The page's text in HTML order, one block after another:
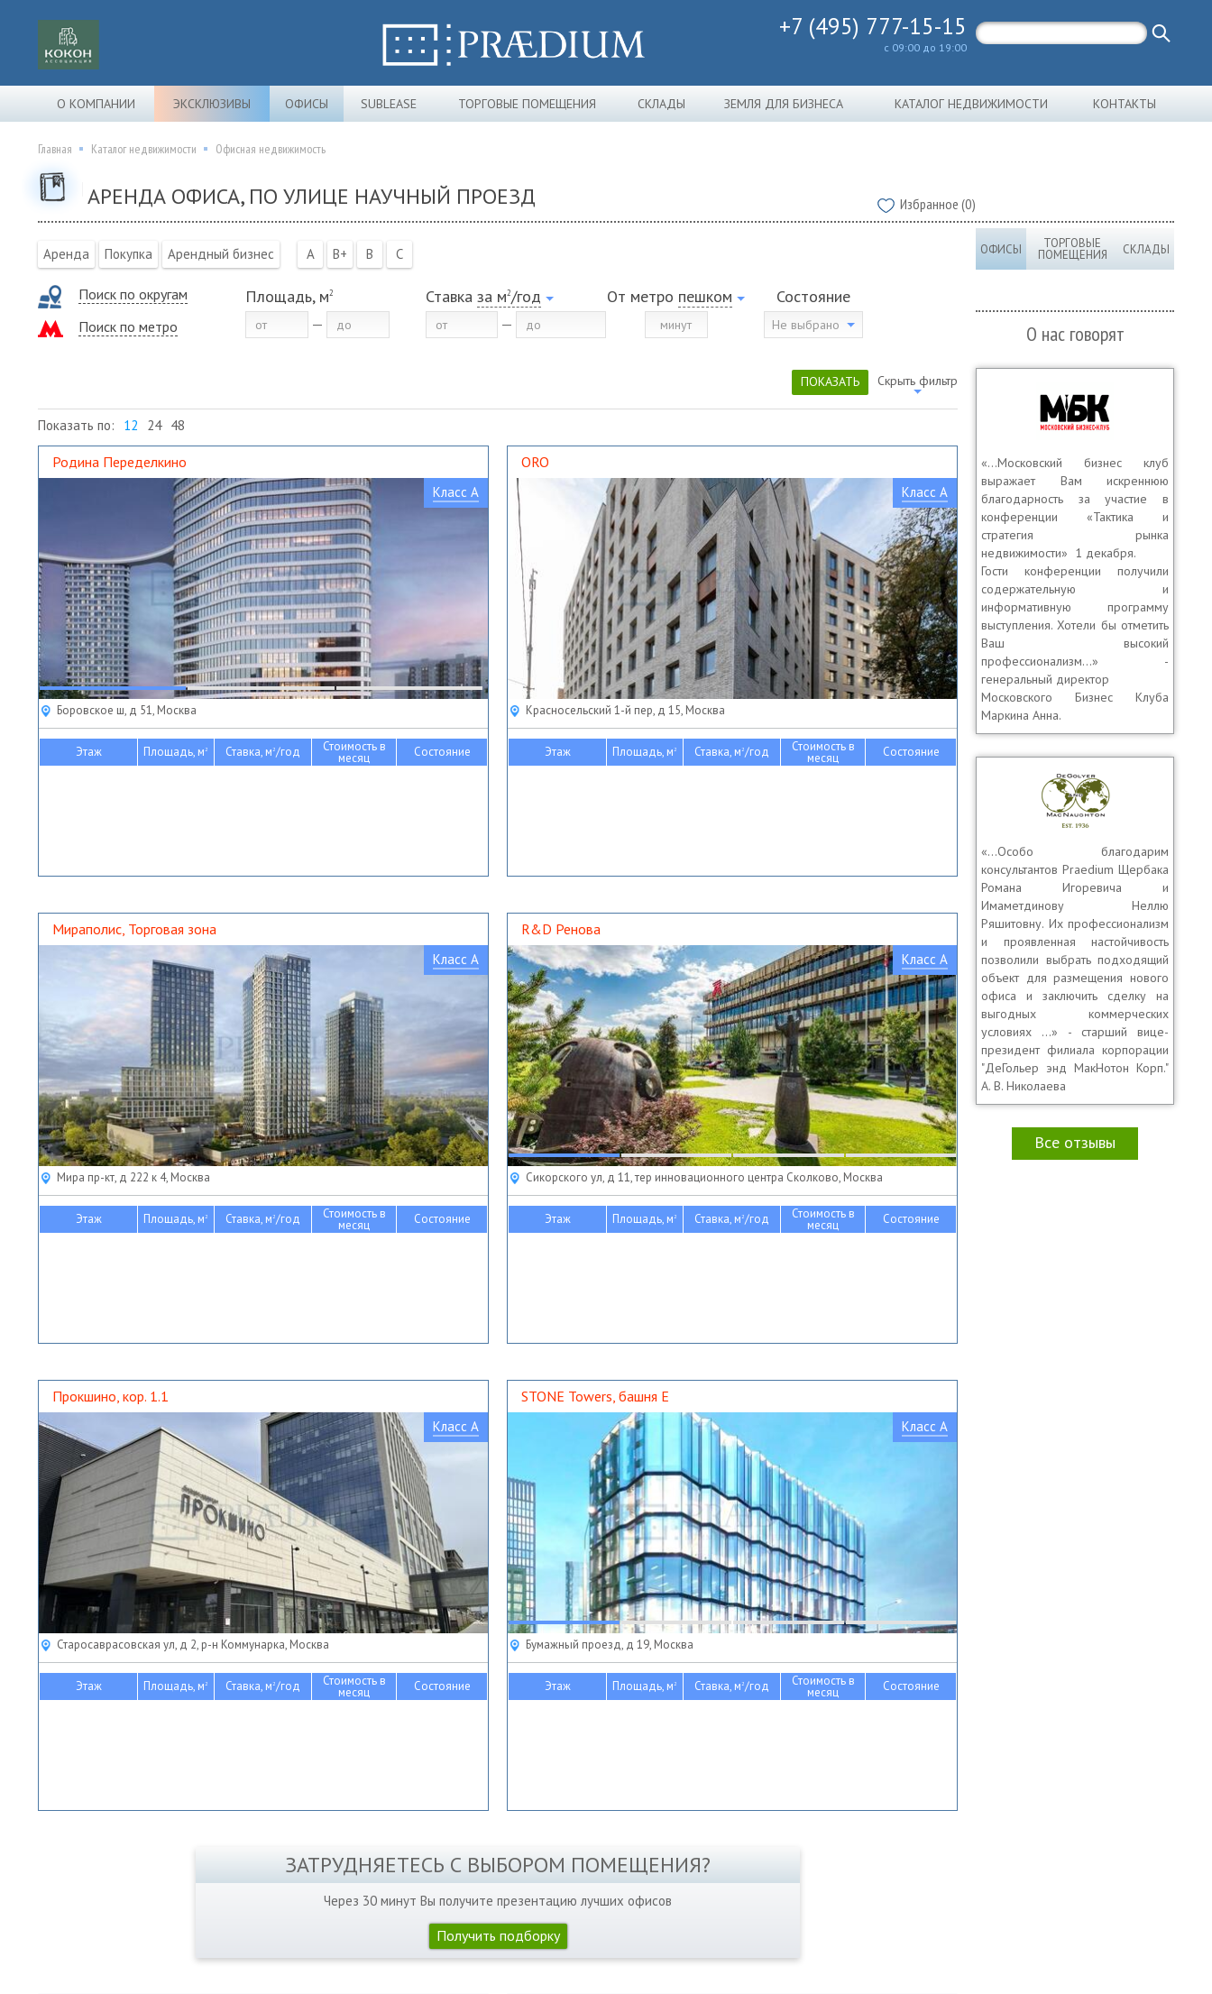
+7 (495) 777-15-15
с 09:00 до 19:00
О КОМПАНИИ ЭКСКЛЮЗИВЫ ОФИСЫ SUBLEASE ТОРГОВЫЕ ПОМЕЩЕНИЯ СКЛАДЫ ЗЕМЛЯ ДЛЯ БИЗНЕСА КАТАЛОГ НЕДВИЖИМОСТИ КОНТАКТЫ
Главная Каталог недвижимости Офисная недвижимость
АРЕНДА ОФИСА, ПО УЛИЦЕ НАУЧНЫЙ ПРОЕЗД Избранное (0)
Аренда Покупка Арендный бизнес A B+ B C
Поиск по округам
Поиск по метро
Площадь, м2 Ставка за м2/год От метро пешком Состояние
Не выбрано
ПОКАЗАТЬ Скрыть фильтр
Показать по: 12 24 48
Родина Переделкино
Класс A
Боровское ш, д 51, Москва
Этаж Площадь, м2 Ставка, м2/год Стоимость в
месяц Состояние
ORO
Класс A
Красносельский 1-й пер, д 15, Москва
Этаж Площадь, м2 Ставка, м2/год Стоимость в
месяц Состояние
Мираполис, Торговая зона
Класс A
Мира пр-кт, д 222 к 4, Москва
Этаж Площадь, м2 Ставка, м2/год Стоимость в
месяц Состояние
R&D Ренова
Класс A
Сикорского ул, д 11, тер инновационного центра Сколково, Москва
Этаж Площадь, м2 Ставка, м2/год Стоимость в
месяц Состояние
Прокшино, кор. 1.1
Класс A
Старосаврасовская ул, д 2, р-н Коммунарка, Москва
Этаж Площадь, м2 Ставка, м2/год Стоимость в
месяц Состояние
STONE Towers, башня Е
Класс A
Бумажный проезд, д 19, Москва
Этаж Площадь, м2 Ставка, м2/год Стоимость в
месяц Состояние
ЗАТРУДНЯЕТЕСЬ С ВЫБОРОМ ПОМЕЩЕНИЯ?
Через 30 минут Вы получите презентацию лучших офисов
Получить подборку
ОФИСЫ ТОРГОВЫЕ
ПОМЕЩЕНИЯ СКЛАДЫ
О нас говорят
«…Московский бизнес клуб
выражает Вам искреннюю
благодарность за участие в
конференции «Тактика и
стратегия рынка
недвижимости» 1 декабря.
Гости конференции получили
содержательную и
информативную программу
выступления. Хотели бы отметить
Ваш высокий
профессионализм…» -
генеральный директор
Московского Бизнес Клуба
Маркина Анна.
«…Особо благодарим
консультантов Praedium Щербака
Романа Игоревича и
Имаметдинову Неллю
Ряшитовну. Их профессионализм
и проявленная настойчивость
позволили выбрать подходящий
объект для размещения нового
офиса и заключить сделку на
выгодных коммерческих
условиях …» - старший вице-
президент филиала корпорации
"ДеГольер энд МакНотон Корп."
А. В. Николаева
Все отзывы